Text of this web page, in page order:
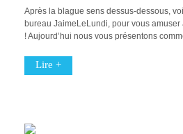
Après la blague sens dessus-dessous,
bureau JaimeLeLundi, pour vous
! Aujourd’hui nous vous présentons
Lire +